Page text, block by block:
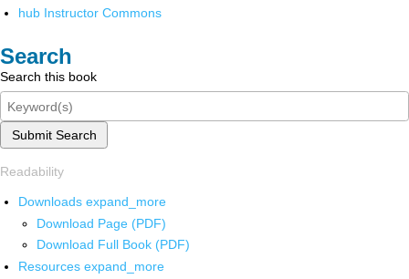
hub Instructor Commons
Search
Search this book
Submit Search
Readability
Downloads expand_more
Download Page (PDF)
Download Full Book (PDF)
Resources expand_more